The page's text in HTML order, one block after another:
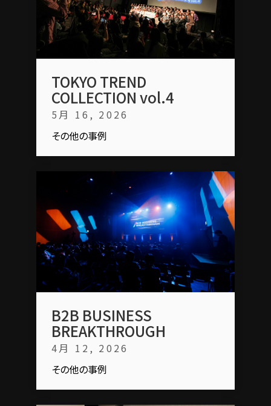
TOKYO TREND
COLLECTION vol.4
5月 16, 2026
その他の事例
B2B BUSINESS
BREAKTHROUGH
4月 12, 2026
その他の事例